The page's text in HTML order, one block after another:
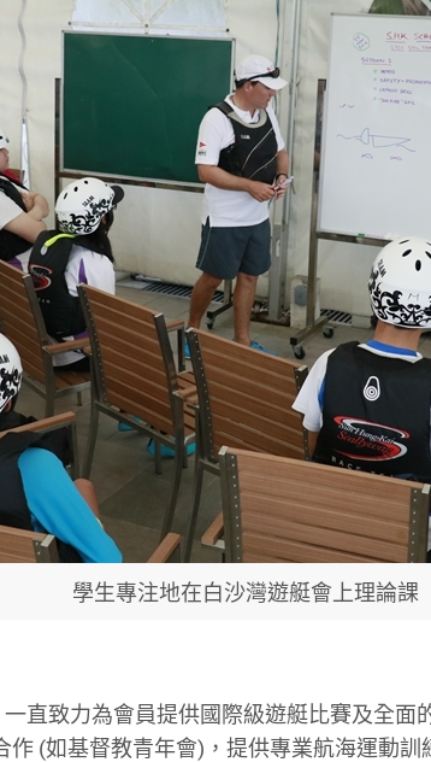
學生專注地在白沙灣遊艇會上理論課
直致力為會員提供國際級遊艇比賽及全面
作 (如基督教青年會)，提供專業航海運動